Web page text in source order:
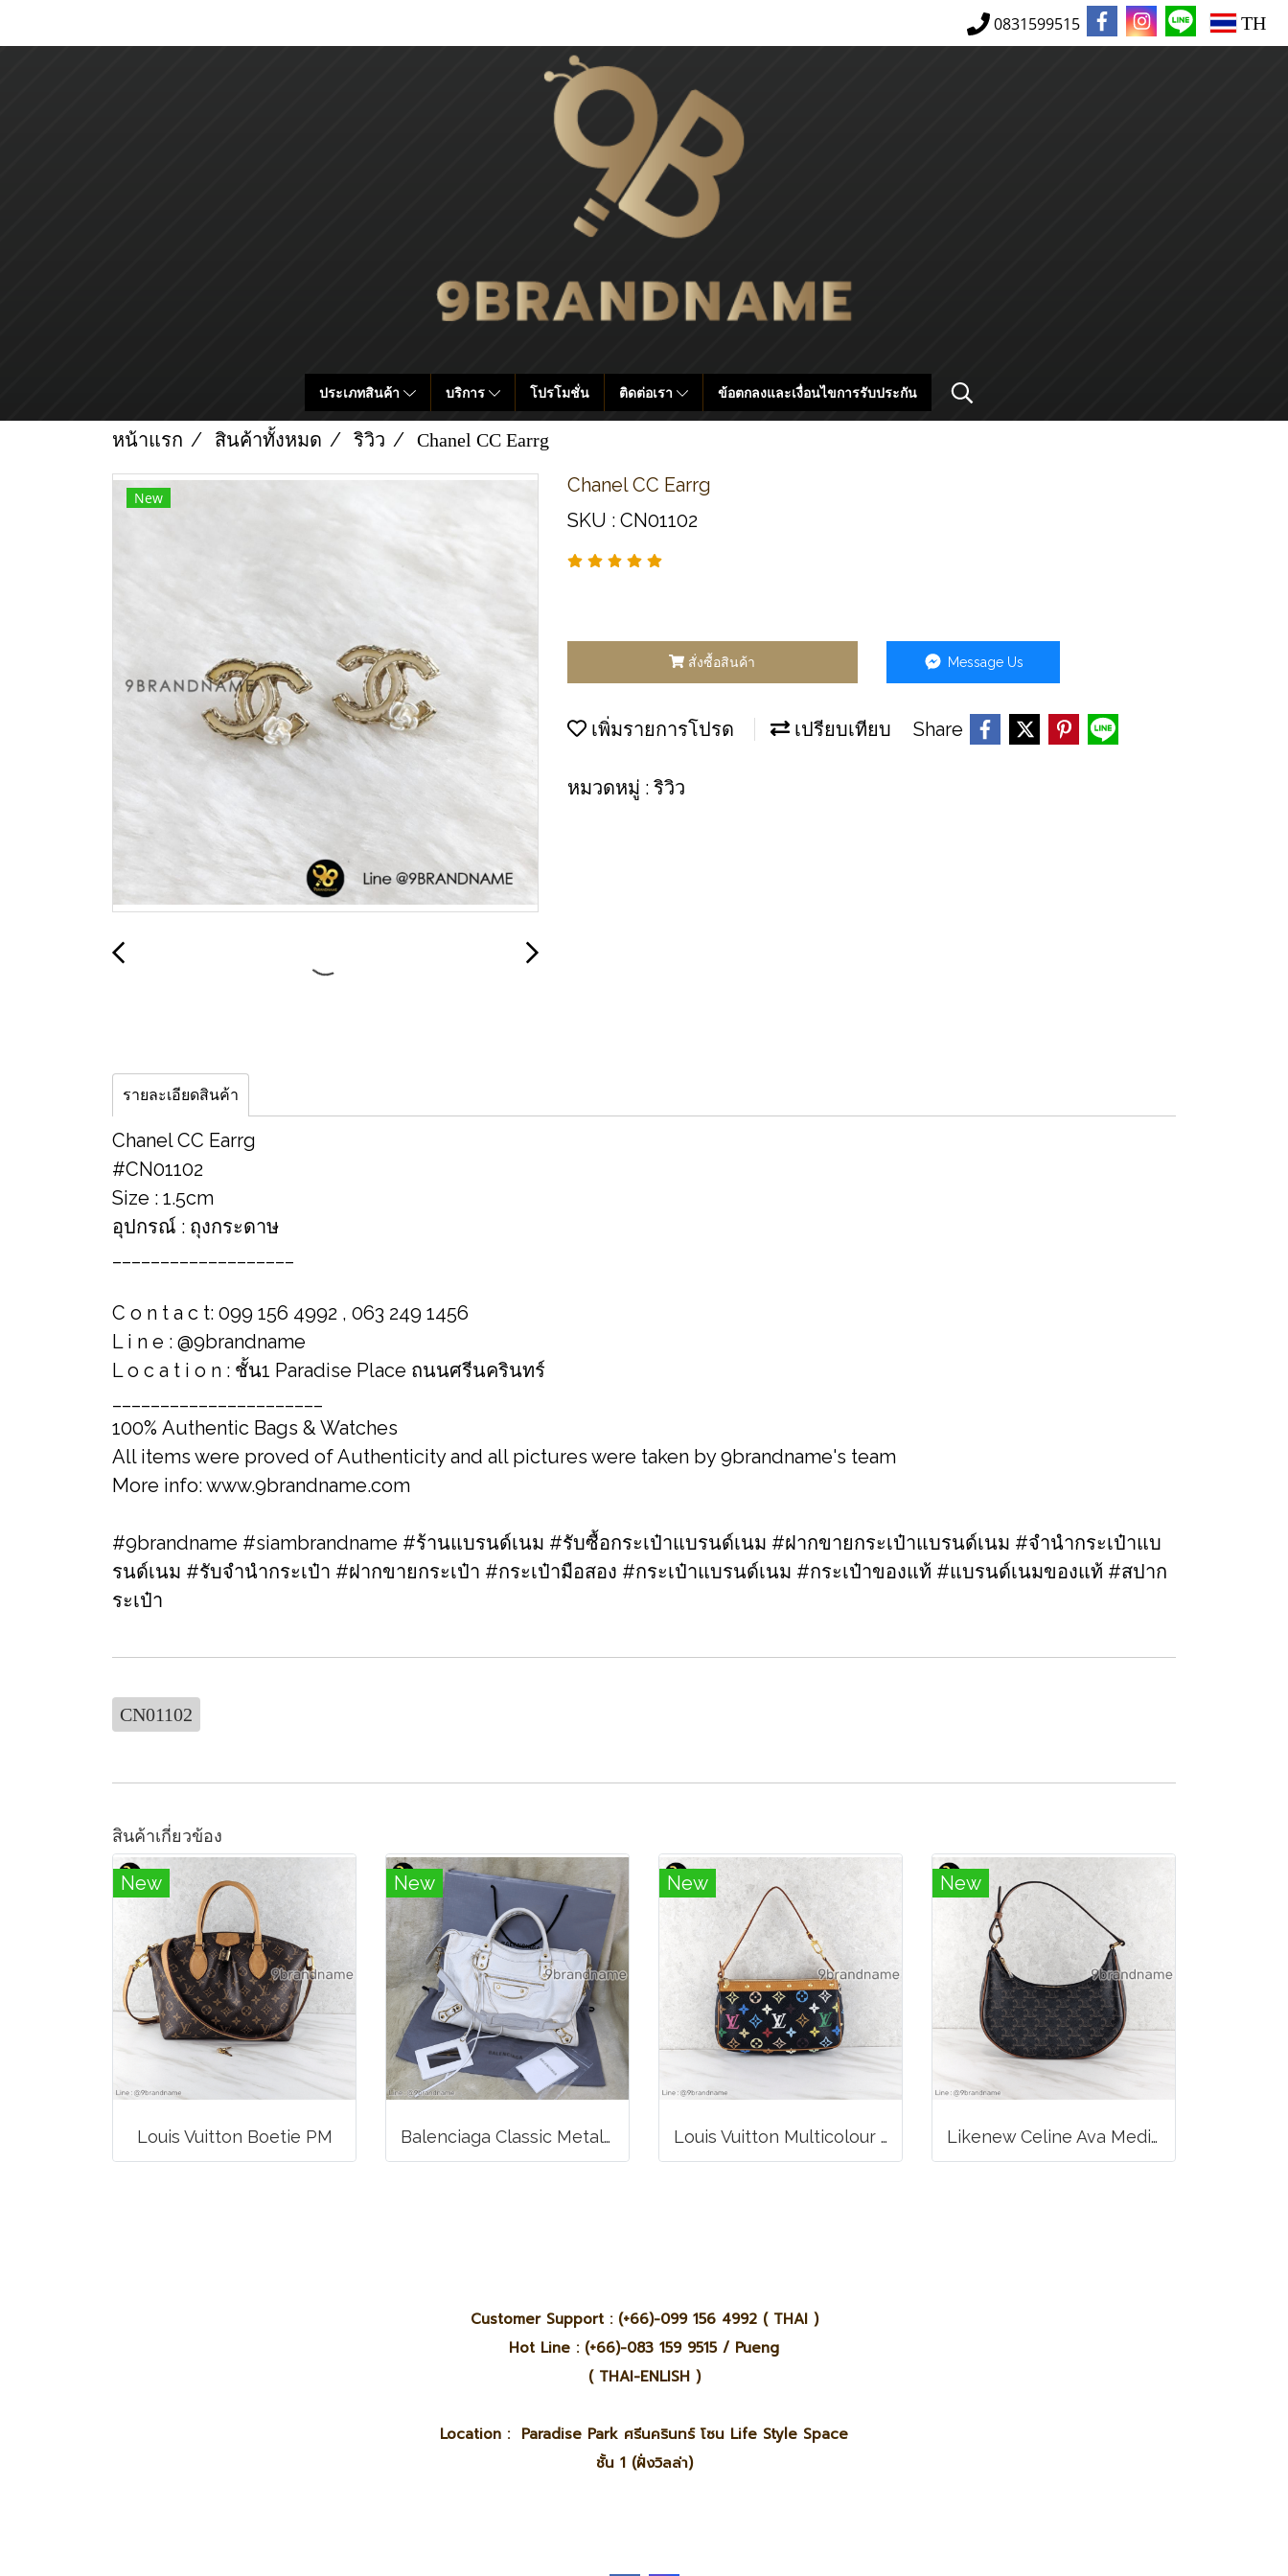
0831599515 TH
ประเภทสินค้า บริการ โปรโมชั่น ติดต่อเรา ข้อตกลงและเงื่อนไขการรับประกัน
หน้าแรก สินค้าทั้งหมด ริวิว Chanel CC Earrg
New
Chanel CC Earrg
SKU : CN01102
สั่งซื้อสินค้า Message Us
เพิ่มรายการโปรด เปรียบเทียบ Share
หมวดหมู่ : ริวิว
รายละเอียดสินค้า
Chanel CC Earrg
#CN01102
Size : 1.5cm
อุปกรณ์ : ถุงกระดาษ
C o n t a c t: 099 156 4992 , 063 249 1456
L i n e : @9brandname
L o c a t i o n : ชั้น1 Paradise Place ถนนศรีนครินทร์
100% Authentic Bags & Watches
All items were proved of Authenticity and all pictures were taken by 9brandname's team
More info: www.9brandname.com
#9brandname #siambrandname #ร้านแบรนด์เนม #รับซื้อกระเป๋าแบรนด์เนม​ #ฝากขายกระเป๋าแบรนด์เนม​ #จำนำกระเป๋าแบ
รนด์เนม​ #รับจำนำกระเป๋า #ฝากขายกระเป๋า #กระเป๋ามือสอง​ #กระเป๋าแบรนด์เนม​ #กระเป๋าของแท้​ #แบรนด์เนมของแท้ #สปาก
ระเป๋า
CN01102
สินค้าเกี่ยวข้อง
New
Louis Vuitton Boetie PM
New
Balenciaga Classic Metallic Edge City Bag
New
Louis Vuitton Multicolour Pochette Canvas
New
Likenew Celine Ava Medium Triomphe Canvas
Customer Support : (+66)-099 156 4992 ( THAI )
Hot Line : (+66)-083 159 9515 / Pueng
( THAI-ENLISH )
Location : Paradise Park ศรีนครินทร์ โซน Life Style Space
ชั้น 1 (ฝั่งวิลล่า)